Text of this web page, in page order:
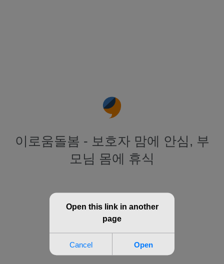
이로움돌봄 - 보호자 맘에 안심, 부
모님 몸에 휴식